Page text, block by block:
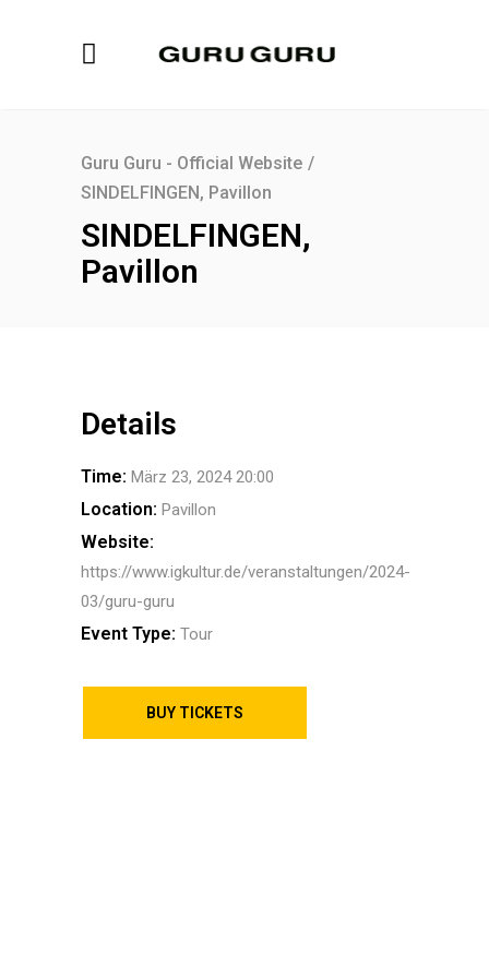
Guru Guru - Official Website /
SINDELFINGEN, Pavillon
SINDELFINGEN,
Pavillon
Details
Time: März 23, 2024 20:00
Location: Pavillon
Website:
https://www.igkultur.de/veranstaltungen/2024-
03/guru-guru
Event Type: Tour
BUY TICKETS